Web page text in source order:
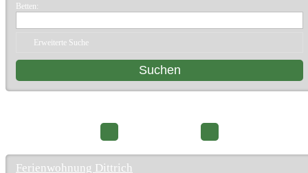
Betten:
Erweiterte Suche
Ferienwohnung Dittrich